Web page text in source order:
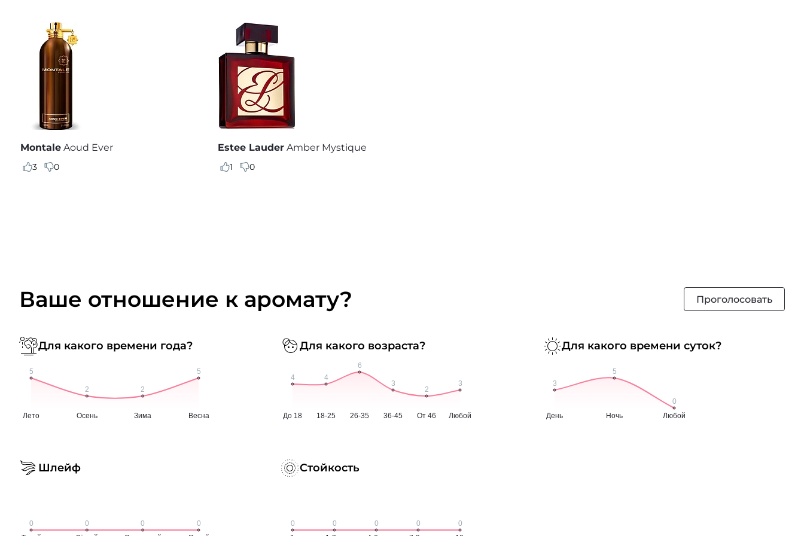
Montale Aoud Ever
3 0
Estee Lauder Amber Mystique
1 0
Ваше отношение к аромату? Проголосовать
Для какого времени года? Для какого возраста? Для какого времени суток?
Шлейф Стойкость